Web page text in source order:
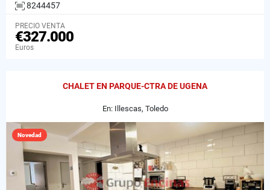
8244457
PRECIO VENTA
€327.000
Euros
CHALET EN PARQUE-CTRA DE UGENA
En: Illescas, Toledo
Novedad